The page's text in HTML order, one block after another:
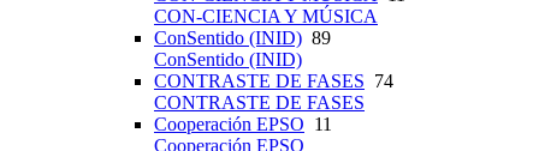
CON-CIENCIA Y MÚSICA
ConSentido (INID) 89
ConSentido (INID)
CONTRASTE DE FASES 74
CONTRASTE DE FASES
Cooperación EPSO 11
Cooperación EPSO